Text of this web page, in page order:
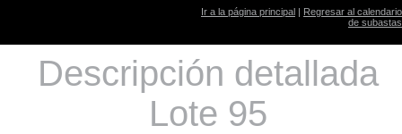
Ir a la página principal | Regresar al calendario
de subastas
Descripción detallada
Lote 95